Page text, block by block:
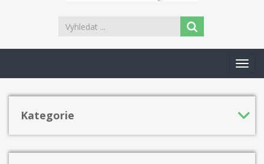
Kategorie